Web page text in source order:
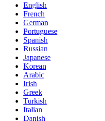
English
French
German
Portuguese
Spanish
Russian
Japanese
Korean
Arabic
Irish
Greek
Turkish
Italian
Danish